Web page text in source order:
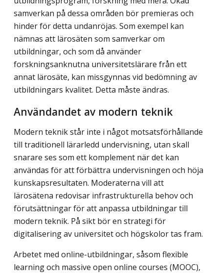
samverkan på dessa områden bör premieras och
hinder för detta undanröjas. Som exempel kan
nämnas att lärosäten som samverkar om
utbildningar, och som då använder
forskningsanknutna universitetslärare från ett
annat lärosäte, kan missgynnas vid bedömning av
utbildningars kvalitet. Detta måste ändras.
Användandet av modern teknik
Modern teknik står inte i något motsatsförhållande
till traditionell lärarledd under­visning, utan skall
snarare ses som ett komplement när det kan
användas för att förbättra undervisningen och höja
kunskapsresultaten. Moderaterna vill att
lärosätena redovisar infrastrukturella behov och
förutsättningar för att anpassa utbildningar till
modern teknik. På sikt bör en strategi för
digitalisering av universitet och högskolor tas fram.
Arbetet med online-utbildningar, såsom flexible
learning och massive open online courses (MOOC),